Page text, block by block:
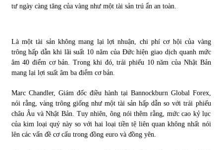
31/05/2022
Bất ổn từ các cuộc đấu giá đất ở Thanh Hoá
Tiền gửi vào ngân hàng tiếp tục tăng mạnh
31/05/2022
tư ngày càng tăng của vàng như một tài sản trú ẩn an toàn.
Là một tài sản không mang lại lợi nhuận, chi phí cơ hội của vàng
trông hấp dẫn khi lãi suất 10 năm của Đức hiện giao dịch quanh mức
âm 40 điểm cơ bản. Trong khi đó, trái phiếu 10 năm của Nhật Bản
mang lại lợi suất âm ba điểm cơ bản.
Marc Chandler, Giám đốc điều hành tại Bannockburn Global Forex,
nói rằng, vàng trông giống như một tài sản hấp dẫn so với trái phiếu
châu Âu và Nhật Bản. Tuy nhiên, ông nói thêm rằng, mức cao kỷ lục
của kim loại quý này so với hai loại tiền tệ liên quan không nhất nói
lên các vấn đề cơ cấu trong đồng euro và đồng yên.